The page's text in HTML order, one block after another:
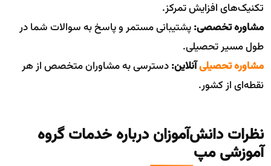
تکنیک‌های افزایش تمرکز.
مشاوره تخصصی:پشتیبانی مستمر و پاسخ به سوالات شما در
طول مسیر تحصیلی.
مشاوره تحصیلیآنلاین:دسترسی به مشاوران متخصص از هر
نقطه‌ای از کشور.
نظرات دانش‌آموزان درباره خدمات گروه
آموزشی مپ